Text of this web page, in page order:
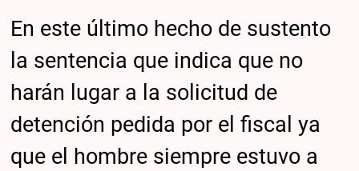
En este último hecho de sustento
la sentencia que indica que no
harán lugar a la solicitud de
detención pedida por el fiscal ya
que el hombre siempre estuvo a